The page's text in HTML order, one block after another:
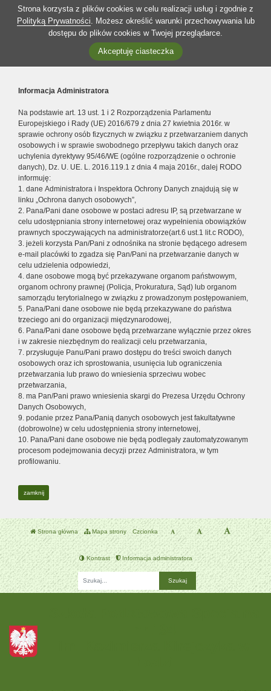
Strona korzysta z plików cookies w celu realizacji usług i zgodnie z
Polityką Prywatności. Możesz określić warunki przechowywania lub
dostępu do plików cookies w Twojej przeglądarce.
Akceptuję ciasteczka
Informacja Administratora
Na podstawie art. 13 ust. 1 i 2 Rozporządzenia Parlamentu
Europejskiego i Rady (UE) 2016/679 z dnia 27 kwietnia 2016r. w
sprawie ochrony osób fizycznych w związku z przetwarzaniem danych
osobowych i w sprawie swobodnego przepływu takich danych oraz
uchylenia dyrektywy 95/46/WE (ogólne rozporządzenie o ochronie
danych), Dz. U. UE. L. 2016.119.1 z dnia 4 maja 2016r., dalej RODO
informuję:
1. dane Administratora i Inspektora Ochrony Danych znajdują się w
linku „Ochrona danych osobowych”,
2. Pana/Pani dane osobowe w postaci adresu IP, są przetwarzane w
celu udostępniania strony internetowej oraz wypełnienia obowiązków
prawnych spoczywających na administratorze(art.6 ust.1 lit.c RODO),
3. jeżeli korzysta Pan/Pani z odnośnika na stronie będącego adresem
e-mail placówki to zgadza się Pan/Pani na przetwarzanie danych w
celu udzielenia odpowiedzi,
4. dane osobowe mogą być przekazywane organom państwowym,
organom ochrony prawnej (Policja, Prokuratura, Sąd) lub organom
samorządu terytorialnego w związku z prowadzonym postępowaniem,
5. Pana/Pani dane osobowe nie będą przekazywane do państwa
trzeciego ani do organizacji międzynarodowej,
6. Pana/Pani dane osobowe będą przetwarzane wyłącznie przez okres
i w zakresie niezbędnym do realizacji celu przetwarzania,
7. przysługuje Panu/Pani prawo dostępu do treści swoich danych
osobowych oraz ich sprostowania, usunięcia lub ograniczenia
przetwarzania lub prawo do wniesienia sprzeciwu wobec
przetwarzania,
8. ma Pan/Pani prawo wniesienia skargi do Prezesa Urzędu Ochrony
Danych Osobowych,
9. podanie przez Pana/Panią danych osobowych jest fakultatywne
(dobrowolne) w celu udostępnienia strony internetowej,
10. Pana/Pani dane osobowe nie będą podlegały zautomatyzowanym
procesom podejmowania decyzji przez Administratora, w tym
profilowaniu.
zamknij
Strona główna Mapa strony Czcionka
Kontrast Informacja administratora
Fraza